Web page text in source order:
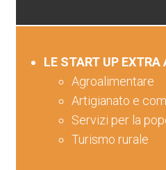
LE START UP EXTRA
Agroalimentare
Artigianato e
Servizi per la
Turismo rurale